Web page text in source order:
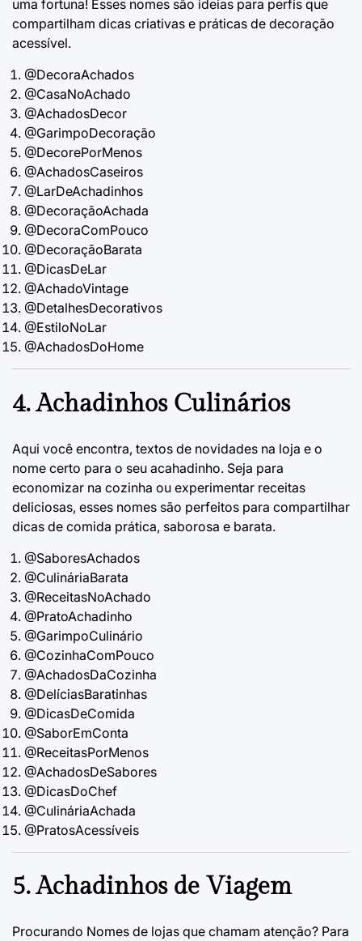
uma fortuna! Esses nomes são ideias para perfis que
compartilham dicas criativas e práticas de decoração
acessível.
@DecoraAchados
@CasaNoAchado
@AchadosDecor
@GarimpoDecoração
@DecorePorMenos
@AchadosCaseiros
@LarDeAchadinhos
@DecoraçãoAchada
@DecoraComPouco
@DecoraçãoBarata
@DicasDeLar
@AchadoVintage
@DetalhesDecorativos
@EstiloNoLar
@AchadosDoHome
4. Achadinhos Culinários
Aqui você encontra, textos de novidades na loja e o
nome certo para o seu acahadinho. Seja para
economizar na cozinha ou experimentar receitas
deliciosas, esses nomes são perfeitos para compartilhar
dicas de comida prática, saborosa e barata.
@SaboresAchados
@CulináriaBarata
@ReceitasNoAchado
@PratoAchadinho
@GarimpoCulinário
@CozinhaComPouco
@AchadosDaCozinha
@DelíciasBaratinhas
@DicasDeComida
@SaborEmConta
@ReceitasPorMenos
@AchadosDeSabores
@DicasDoChef
@CulináriaAchada
@PratosAcessíveis
5. Achadinhos de Viagem
Procurando Nomes de lojas que chamam atenção? Para